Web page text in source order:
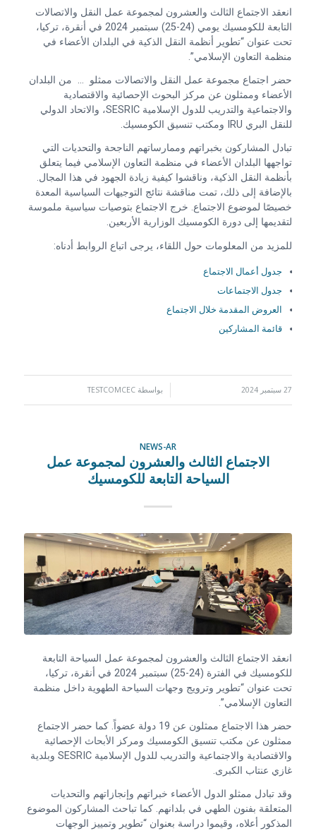
انعقد الاجتماع الثالث والعشرون لمجموعة عمل النقل والاتصالات
التابعة للكومسيك يومي (24-25) سبتمبر 2024 في أنقرة، تركيا،
تحت عنوان “تطوير أنظمة النقل الذكية في البلدان الأعضاء في
منظمة التعاون الإسلامي”.
حضر اجتماع مجموعة عمل النقل والاتصالات ممثلو … من البلدان
الأعضاء وممثلون عن مركز البحوث الإحصائية والاقتصادية
والاجتماعية والتدريب للدول الإسلامية SESRIC، والاتحاد الدولي
للنقل البري IRU ومكتب تنسيق الكومسيك.
تبادل المشاركون بخبراتهم وممارساتهم الناجحة والتحديات التي
تواجهها البلدان الأعضاء في منظمة التعاون الإسلامي فيما يتعلق
بأنظمة النقل الذكية، وناقشوا كيفية زيادة الجهود في هذا المجال.
بالإضافة إلى ذلك، تمت مناقشة نتائج التوجيهات السياسية المعدة
خصيصًا لموضوع الاجتماع. خرج الاجتماع بتوصيات سياسية ملموسة
لتقديمها إلى دورة الكومسيك الوزارية الأربعين.
للمزيد من المعلومات حول اللقاء، يرجى اتباع الروابط أدناه:
جدول أعمال الاجتماع
جدول الاجتماعات
العروض المقدمة خلال الاجتماع
قائمة المشاركين
27 سبتمبر 2024 بواسطة TESTCOMCEC
NEWS-AR
الاجتماع الثالث والعشرون لمجموعة عمل
السياحة التابعة للكومسيك
انعقد الاجتماع الثالث والعشرون لمجموعة عمل السياحة التابعة
للكومسيك في الفترة (24-25) سبتمبر 2024 في أنقرة، تركيا،
تحت عنوان “تطوير وترويج وجهات السياحة الطهوية داخل منظمة
التعاون الإسلامي”.
حضر هذا الاجتماع ممثلون عن 19 دولة عضواً. كما حضر الاجتماع
ممثلون عن مكتب تنسيق الكومسيك ومركز الأبحاث الإحصائية
والاقتصادية والاجتماعية والتدريب للدول الإسلامية SESRIC وبلدية
غازي عنتاب الكبرى.
وقد تبادل ممثلو الدول الأعضاء خبراتهم وإنجازاتهم والتحديات
المتعلقة بفنون الطهي في بلدانهم. كما تباحث المشاركون الموضوع
المذكور أعلاه، وقيموا دراسة بعنوان “تطوير وتمييز الوجهات